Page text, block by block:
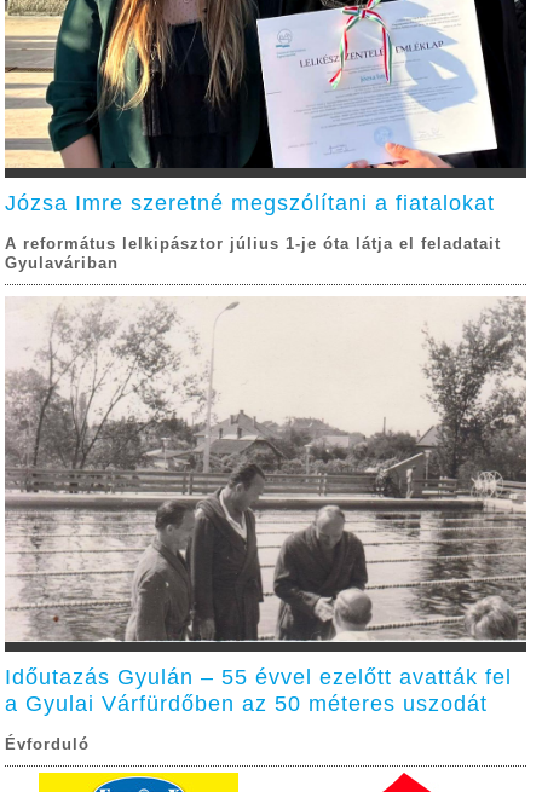
Józsa Imre szeretné megszólítani a fiatalokat
A református lelkipásztor július 1-je óta látja el feladatait
Gyulaváriban
Időutazás Gyulán – 55 évvel ezelőtt avatták fel
a Gyulai Várfürdőben az 50 méteres uszodát
Évforduló